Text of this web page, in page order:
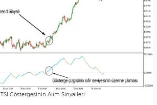
TSI Göstergesinin Alım Sinyalleri